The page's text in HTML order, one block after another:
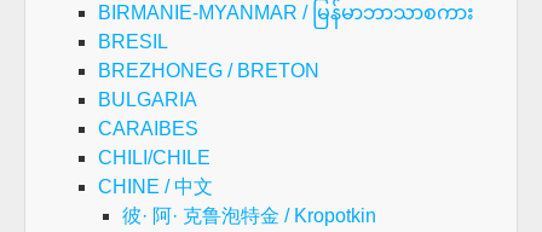
BIRMANIE-MYANMAR / မြန်မာဘာသာစကား
BRESIL
BREZHONEG / BRETON
BULGARIA
CARAIBES
CHILI/CHILE
CHINE / 中文
彼· 阿· 克鲁泡特金 / Kropotkin